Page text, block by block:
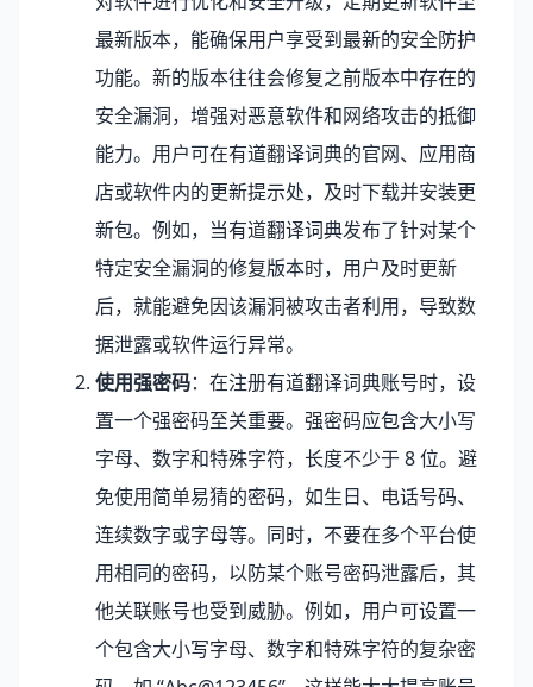
最新版本，能确保用户享受到最新的安全防护
功能。新的版本往往会修复之前版本中存在的
安全漏洞，增强对恶意软件和网络攻击的抵御
能力。用户可在有道翻译词典的官网、应用商
店或软件内的更新提示处，及时下载并安装更
新包。例如，当有道翻译词典发布了针对某个
特定安全漏洞的修复版本时，用户及时更新
后，就能避免因该漏洞被攻击者利用，导致数
据泄露或软件运行异常。
使用强密码：在注册有道翻译词典账号时，设
置一个强密码至关重要。强密码应包含大小写
字母、数字和特殊字符，长度不少于 8 位。避
免使用简单易猜的密码，如生日、电话号码、
连续数字或字母等。同时，不要在多个平台使
用相同的密码，以防某个账号密码泄露后，其
他关联账号也受到威胁。例如，用户可设置一
个包含大小写字母、数字和特殊字符的复杂密